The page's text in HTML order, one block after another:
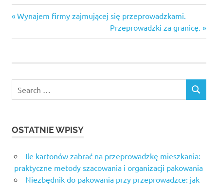
Nawigacja
wpisu
Previous
Wynajem firmy zajmującej się przeprowadzkami.
Next
Post:
Przeprowadzki za granicę.
for:
SEARCH
OSTATNIE WPISY
Ile kartonów zabrać na przeprowadzkę mieszkania:
praktyczne metody szacowania i organizacji pakowania
Niezbędnik do pakowania przy przeprowadzce: jak